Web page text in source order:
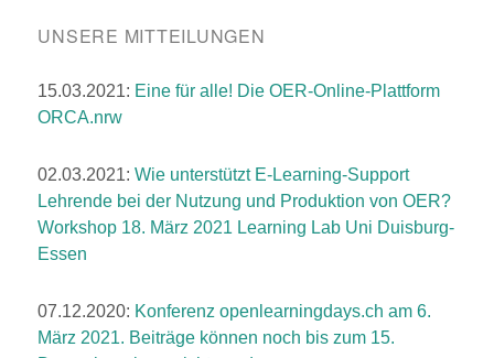
UNSERE MITTEILUNGEN
15.03.2021: Eine für alle! Die OER-Online-Plattform
ORCA.nrw
02.03.2021:Wie unterstützt E-Learning-Support
Lehrende bei der Nutzung und Produktion von OER?
Workshop 18. März 2021 Learning Lab Uni Duisburg-
Essen
07.12.2020: Konferenzopenlearningdays.ch am 6.
März 2021. Beiträge können noch bis zum 15.